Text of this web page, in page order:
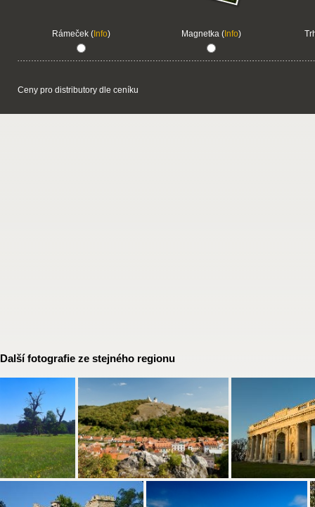
Rámeček (Info) Magnetka (Info)
Ceny pro distributory dle ceníku
Další fotografie ze stejného regionu